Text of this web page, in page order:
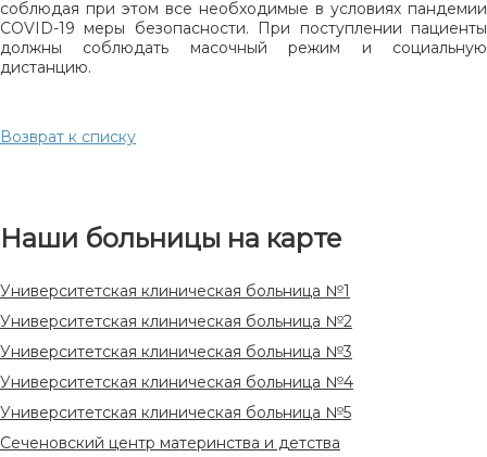
соблюдая при этом все необходимые в условиях пандемии
COVID-19 меры безопасности. При поступлении пациенты
должны соблюдать масочный режим и социальную
дистанцию.
Возврат к списку
Наши больницы на карте
Университетская клиническая больница №1
Университетская клиническая больница №2
Университетская клиническая больница №3
Университетская клиническая больница №4
Университетская клиническая больница №5
Сеченовский центр материнства и детства